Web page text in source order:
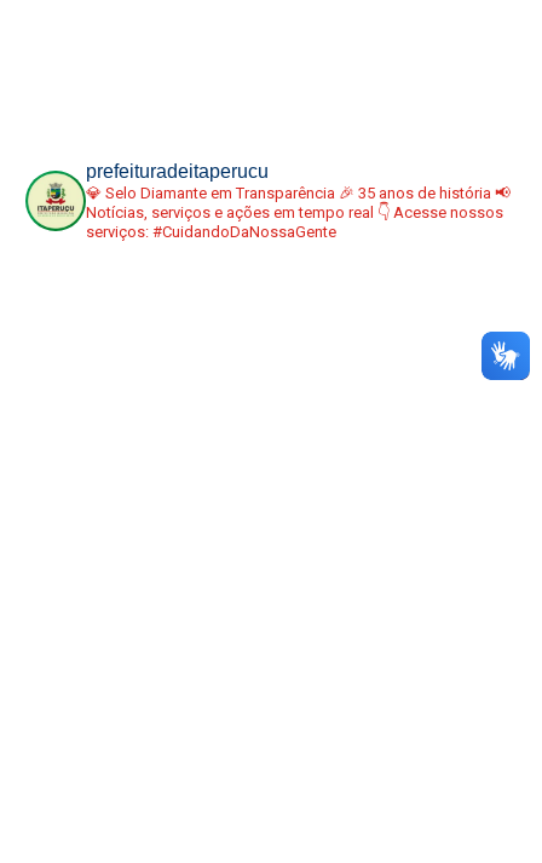
prefeituradeitaperucu
💎 Selo Diamante em Transparência 🎉 35 anos de história 📢
Notícias, serviços e ações em tempo real 👇 Acesse nossos
serviços: #CuidandoDaNossaGente